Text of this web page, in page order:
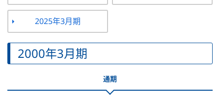
2025年3月期
2000年3月期
通期